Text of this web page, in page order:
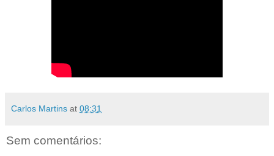
Carlos Martins at 08:31
Sem comentários: